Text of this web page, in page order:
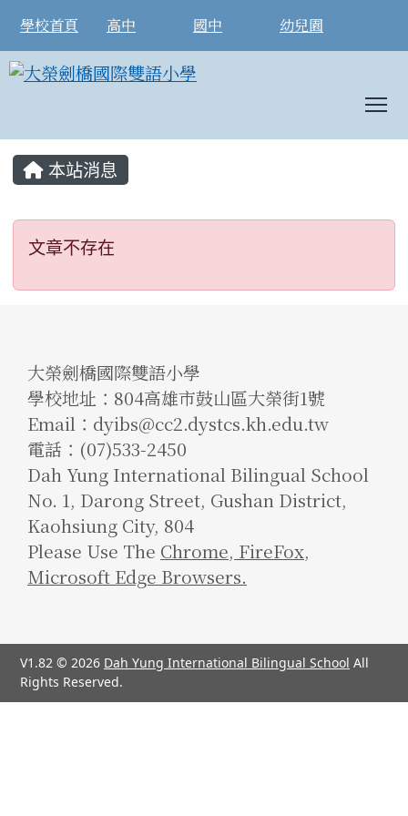
學校首頁 高中 國中 幼兒園
本站消息
文章不存在
文章不存在
大榮劍橋國際雙語小學
學校地址：804高雄市鼓山區大榮街1號
Email：dyibs@cc2.dystcs.kh.edu.tw
電話：(07)533-2450
Dah Yung International Bilingual School
No. 1, Darong Street, Gushan District,
Kaohsiung City, 804
Please Use The Chrome, FireFox,
Microsoft Edge Browsers.
V1.82 © 2026 Dah Yung International Bilingual School All
Rights Reserved.